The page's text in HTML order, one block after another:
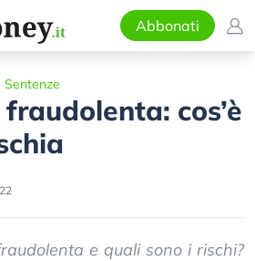
Abbonati
Sentenze
cos’è
e quali sono i rischi?